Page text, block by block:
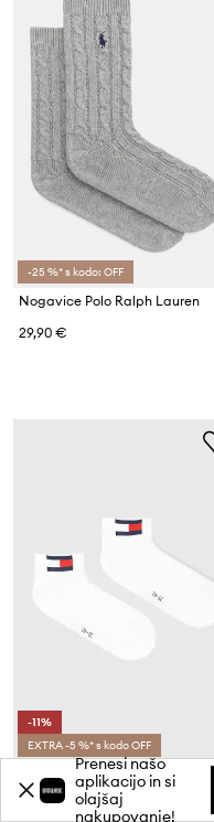
-25 %* s kodo: OFF
Nogavice Polo Ralph Lauren
29,90 €
-11%
EXTRA -5 %* s kodo OFF
Trenutna cena:
7,99 €
Prenesi našo
aplikacijo in si
olajšaj
nakupovanje!